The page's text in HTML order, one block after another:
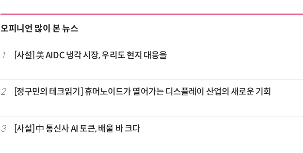
오피니언 많이 본 뉴스
1 [사설] 美 AIDC 냉각 시장, 우리도 현지 대응을
2 [정구민의 테크읽기] 휴머노이드가 열어가는 디스플레이 산업의 새로운 기회
3 [사설] 中 통신사 AI 토큰, 배울 바 크다